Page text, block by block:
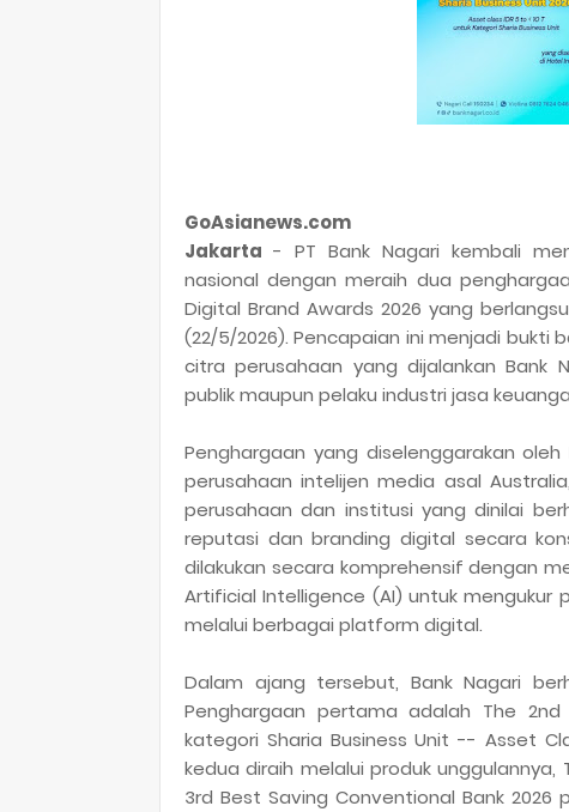
GoAsianews.com
Jakarta - PT Bank Nagari kembali
nasional dengan meraih dua
Digital Brand Awards 2026 yang
(22/5/2026). Pencapaian ini menjadi
citra perusahaan yang dijalankan Bank
publik maupun pelaku industri jasa
Penghargaan yang diselenggarakan
perusahaan intelijen media asal
perusahaan dan institusi yang dinilai
reputasi dan branding digital secara
dilakukan secara komprehensif dengan
Artificial Intelligence (AI) untuk
melalui berbagai platform digital.
Dalam ajang tersebut, Bank Nagari
Penghargaan pertama adalah The 2nd
kategori Sharia Business Unit -- Asset
kedua diraih melalui produk
3rd Best Saving Conventional Bank